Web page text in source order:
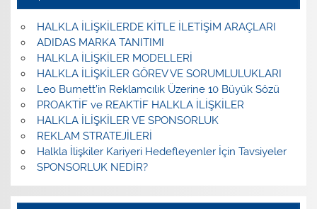
HALKLA İLİŞKİLERDE KİTLE İLETİŞİM ARAÇLARI
ADIDAS MARKA TANITIMI
HALKLA İLİŞKİLER MODELLERİ
HALKLA İLİŞKİLER GÖREV VE SORUMLULUKLARI
Leo Burnett’in Reklamcılık Üzerine 10 Büyük Sözü
PROAKTİF ve REAKTİF HALKLA İLİŞKİLER
HALKLA İLİŞKİLER VE SPONSORLUK
REKLAM STRATEJİLERİ
Halkla İlişkiler Kariyeri Hedefleyenler İçin Tavsiyeler
SPONSORLUK NEDİR?